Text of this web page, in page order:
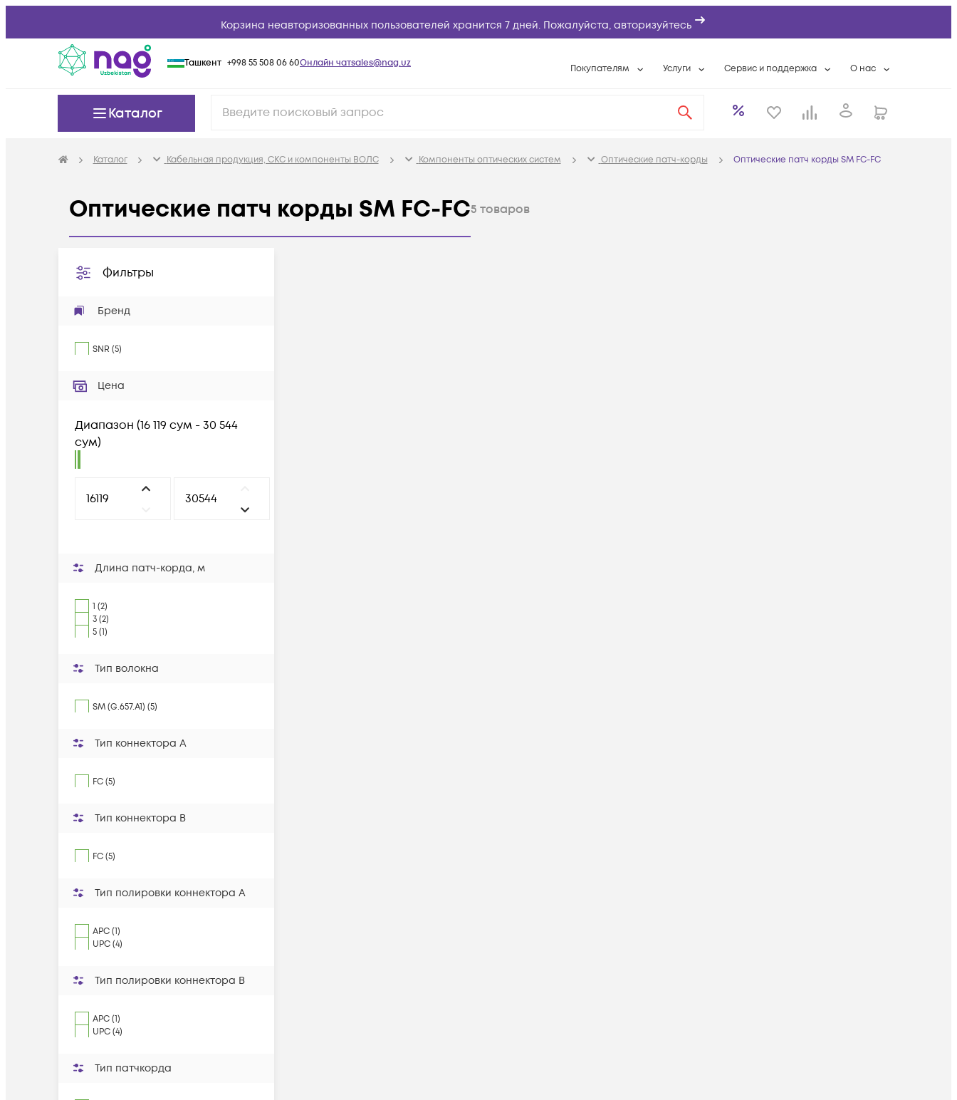
Корзина неавторизованных пользователей хранится 7 дней. Пожалуйста, авторизуйтесь
Ташкент +998 55 508 06 60Онлайн чатsales@nag.uz Покупателям
Вопросы и ответы
Услуги
Расширенная гарантия
Сервис и поддержка
Разовые выездные работы
О нас
Контактная
Каталог
Каталог Кабельная продукция, СКС и компоненты ВОЛС Компоненты оптических систем Оптические патч-корды Оптические патч корды SM FC-FC
Оптические патч корды SM FC-FC5 товаров
Фильтры
Бренд
SNR (5)
Цена
Диапазон (16 119 сум - 30 544
сум)
Длина патч-корда, м
1 (2)
3 (2)
5 (1)
Тип волокна
SM (G.657.A1) (5)
Тип коннектора A
FC (5)
Тип коннектора B
FC (5)
Тип полировки коннектора A
APC (1)
UPC (4)
Тип полировки коннектора B
APC (1)
UPC (4)
Тип патчкорда